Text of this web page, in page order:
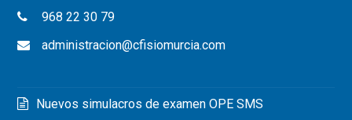
968 22 30 79
administracion@cfisiomurcia.com
Nuevos simulacros de examen OPE SMS